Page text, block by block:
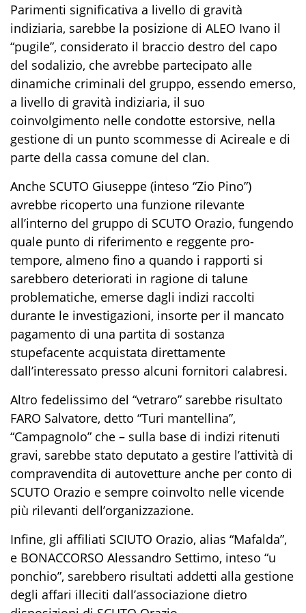
Parimenti significativa a livello di gravità
indiziaria, sarebbe la posizione di ALEO Ivano il
“pugile”, considerato il braccio destro del capo
del sodalizio, che avrebbe partecipato alle
dinamiche criminali del gruppo, essendo emerso,
a livello di gravità indiziaria, il suo
coinvolgimento nelle condotte estorsive, nella
gestione di un punto scommesse di Acireale e di
parte della cassa comune del clan.
Anche SCUTO Giuseppe (inteso “Zio Pino”)
avrebbe ricoperto una funzione rilevante
all’interno del gruppo di SCUTO Orazio, fungendo
quale punto di riferimento e reggente pro-
tempore, almeno fino a quando i rapporti si
sarebbero deteriorati in ragione di talune
problematiche, emerse dagli indizi raccolti
durante le investigazioni, insorte per il mancato
pagamento di una partita di sostanza
stupefacente acquistata direttamente
dall’interessato presso alcuni fornitori calabresi.
Altro fedelissimo del “vetraro” sarebbe risultato
FARO Salvatore, detto “Turi mantellina”,
“Campagnolo” che – sulla base di indizi ritenuti
gravi, sarebbe stato deputato a gestire l’attività di
compravendita di autovetture anche per conto di
SCUTO Orazio e sempre coinvolto nelle vicende
più rilevanti dell’organizzazione.
Infine, gli affiliati SCIUTO Orazio, alias “Mafalda”,
e BONACCORSO Alessandro Settimo, inteso “u
ponchio”, sarebbero risultati addetti alla gestione
degli affari illeciti dall’associazione dietro